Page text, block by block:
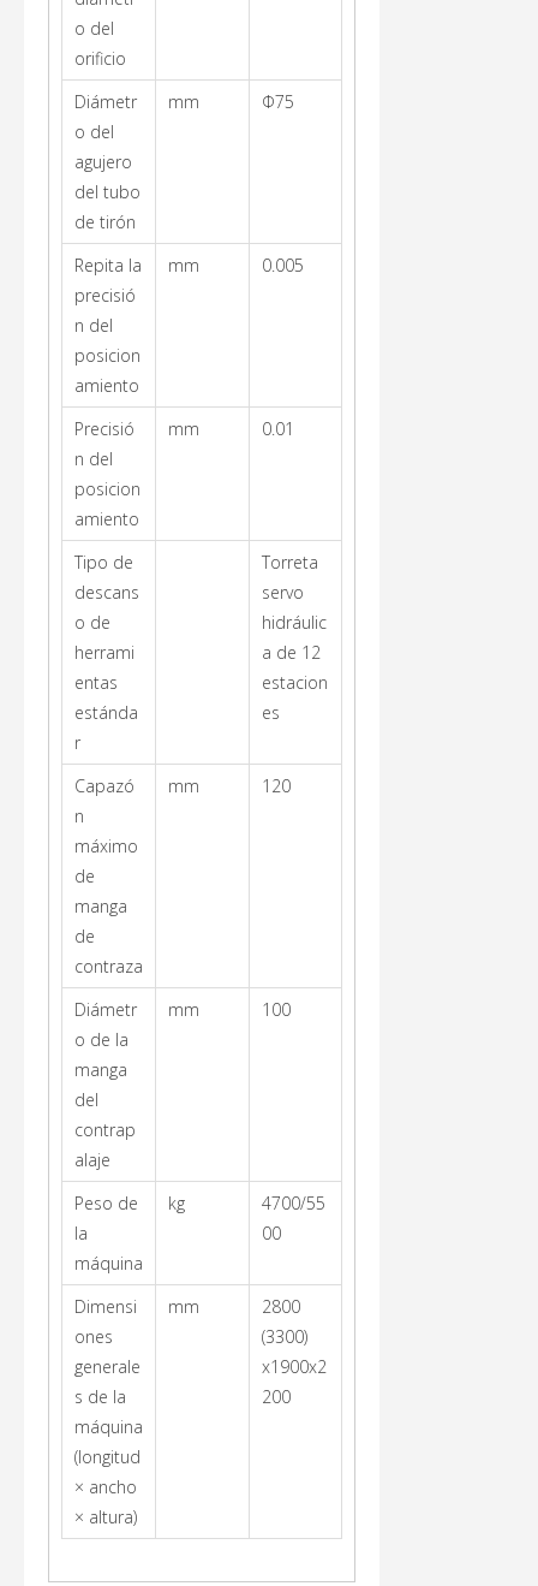
o del
orificio
Diámetr
o del
agujero
del tubo
de tirón
mm Φ75
Repita la
precisió
n del
posicion
amiento
mm 0.005
Precisió
n del
posicion
amiento
mm 0.01
Tipo de
descans
o de
herrami
entas
estánda
r
Torreta
servo
hidráulic
a de 12
estacion
es
Capazó
n
máximo
de
manga
de
contraza
mm 120
Diámetr
o de la
manga
del
contrap
alaje
mm 100
Peso de
la
máquina
kg
4700/55
00
Dimensi
ones
generale
s de la
máquina
(longitud
× ancho
× altura)
mm
2800
(3300)
x1900x2
200